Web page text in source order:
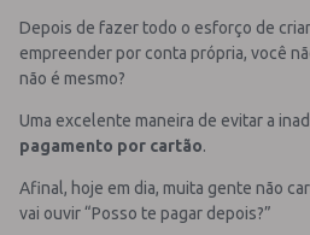
Depois de fazer todo o esforço de
empreender por conta própria, você
não é mesmo?
Uma excelente maneira de evitar a
pagamento por cartão.
Afinal, hoje em dia, muita gente não
vai ouvir “Posso te pagar depois?”